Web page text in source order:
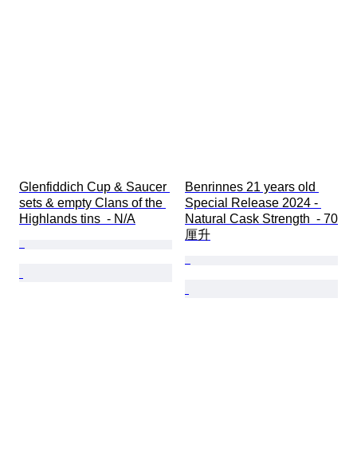
Glenfiddich Cup & Saucer
sets & empty Clans of the
Highlands tins  - N/A
Benrinnes 21 years old
Special Release 2024 -
Natural Cask Strength  - 70
厘升